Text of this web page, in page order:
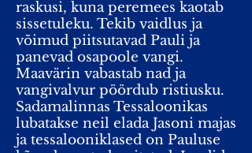
raskusi, kuna peremees kaotab
sissetuleku. Tekib vaidlus ja
võimud piitsutavad Pauli ja
panevad osapoole vangi.
Maavärin vabastab nad ja
vangivalvur pöördub ristiusku.
Sadamalinnas Tessaloonikas
lubatakse neil elada Jasoni majas
ja tessalooniklased on Pauluse